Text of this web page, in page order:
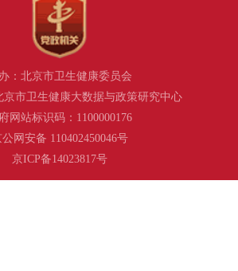
：北京市卫生健康委员会
京市卫生健康大数据与政策研究中心
网站标识码：1100000176
公网安备 110402450046号
京ICP备14023817号